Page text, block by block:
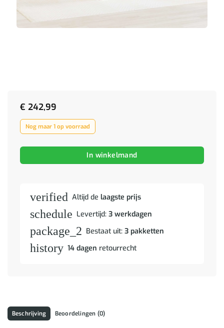
€ 242,99
Nog maar 1 op voorraad
In winkelmand
verified Altijd de laagste prijs
schedule Levertijd: 3 werkdagen
package_2 Bestaat uit: 3 pakketten
history 14 dagen retourrecht
Beschrijving Beoordelingen (0)